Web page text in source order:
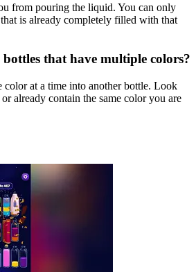
from pouring the liquid. You can only
is already completely filled with that
that have multiple colors?
color at a time into another bottle. Look
already contain the same color you are